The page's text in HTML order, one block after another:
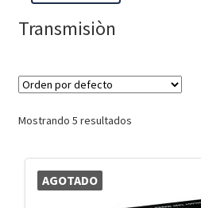
Transmisiòn
Mostrando 5 resultados
AGOTADO